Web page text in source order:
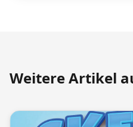
Weitere Artikel